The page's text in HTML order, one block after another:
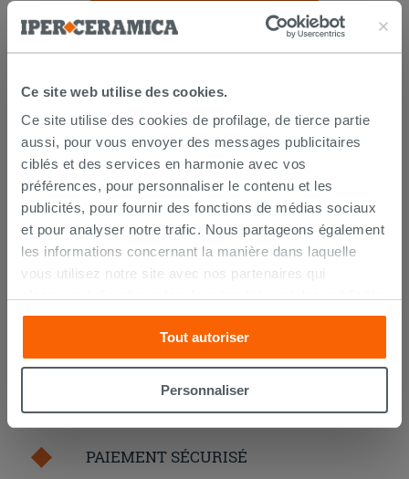
Ce site web utilise des cookies.
Ce site utilise des cookies de profilage, de tierce partie
aussi, pour vous envoyer des messages publicitaires
ciblés et des services en harmonie avec vos
préférences, pour personnaliser le contenu et les
publicités, pour fournir des fonctions de médias sociaux
et pour analyser notre trafic. Nous partageons également
les informations concernant la manière dans laquelle
vous utilisez notre site avec nos partenaires qui
et les réseaux sociaux. Lesdits partenaires pourraient
combiner ces informations avec d’autres que vous leur
avez fournies ou qu’ils ont recueillies à partir de votre
utilisation sur leurs services. Si vous souhaitez en savoir
cookies, ou à quelques-uns seulement,cliquez iciou
« personalizer ». Le consentement peut être exprimé en
cliquant sur la touche « Acceptez tout ». En cliquant sur
Tout autoriser
Personnaliser
LIVRAISON GARANTIE
Votre commande seralivrée chez vous en 15 jours
ouvrésà compter de la réception du paiement.
quelques jours.
années avec les plus grandsspécialistes des
transports internationauxet l'expédition des produits
est suivie par tracking.
Pour en savoir plus consultez la rubrique
PAIEMENT SÉCURISÉ